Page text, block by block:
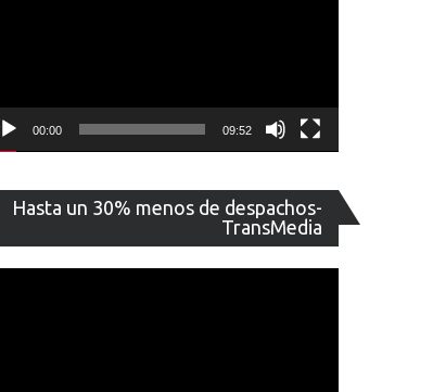
00:00 09:52
Hasta un 30% menos de despachos-
TransMedia
de
vídeo